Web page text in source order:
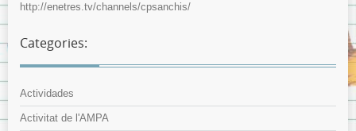
http://enetres.tv/channels/cpsanchis/
Categories:
Actividades
Activitat de l'AMPA